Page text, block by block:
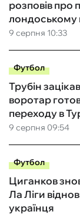
9 серпня 10:33
розповів про
лондоському
Футбол
9 серпня 09:54
Трубін
воротар
переходу в
Футбол
Циганков
Ла Ліги
українця